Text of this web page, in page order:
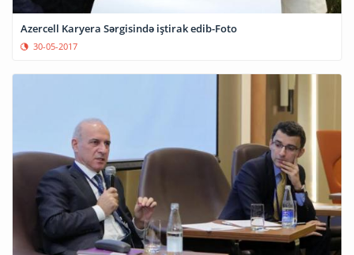
Azercell Karyera Sərgisində iştirak edib-Foto
30-05-2017